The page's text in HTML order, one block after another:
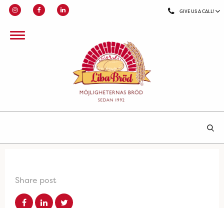
GIVE US A CALL!
Share post